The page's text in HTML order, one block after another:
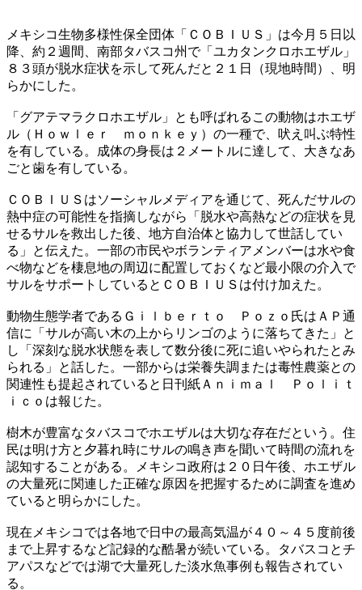
メキシコ生物多様性保全団体「ＣＯＢＩＵＳ」は今月５日以
降、約２週間、南部タバスコ州で「ユカタンクロホエザル」
８３頭が脱水症状を示して死んだと２１日（現地時間）、明
らかにした。
「グアテマラクロホエザル」とも呼ばれるこの動物はホエザ
ル（Ｈｏｗｌｅｒ ｍｏｎｋｅｙ）の一種で、吠え叫ぶ特性
を有している。成体の身長は２メートルに達して、大きなあ
ごと歯を有している。
ＣＯＢＩＵＳはソーシャルメディアを通じて、死んだサルの
熱中症の可能性を指摘しながら「脱水や高熱などの症状を見
せるサルを救出した後、地方自治体と協力して世話してい
る」と伝えた。一部の市民やボランティアメンバーは水や食
べ物などを棲息地の周辺に配置しておくなど最小限の介入で
サルをサポートしているとＣＯＢＩＵＳは付け加えた。
動物生態学者であるＧｉｌｂｅｒｔｏ Ｐｏｚｏ氏はＡＰ通
信に「サルが高い木の上からリンゴのように落ちてきた」と
し「深刻な脱水状態を表して数分後に死に追いやられたとみ
られる」と話した。一部からは栄養失調または毒性農薬との
関連性も提起されていると日刊紙Ａｎｉｍａｌ Ｐｏｌｉｔ
ｉｃｏは報じた。
樹木が豊富なタバスコでホエザルは大切な存在だという。住
民は明け方と夕暮れ時にサルの鳴き声を聞いて時間の流れを
認知することがある。メキシコ政府は２０日午後、ホエザル
の大量死に関連した正確な原因を把握するために調査を進め
ていると明らかにした。
現在メキシコでは各地で日中の最高気温が４０～４５度前後
まで上昇するなど記録的な酷暑が続いている。タバスコとチ
アパスなどでは湖で大量死した淡水魚事例も報告されてい
る。